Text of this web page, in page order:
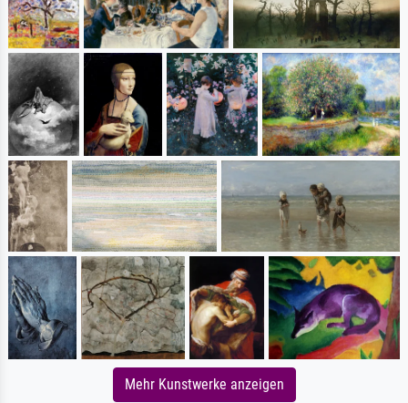
Mehr Kunstwerke anzeigen